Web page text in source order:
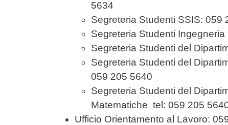
5634
Segreteria Studenti SSIS: 059
Segreteria Studenti
Segreteria Studenti del
Segreteria Studenti del
059 205 5640
Segreteria Studenti del
Matematiche tel: 059 205
Ufficio Orientamento al Lavoro: